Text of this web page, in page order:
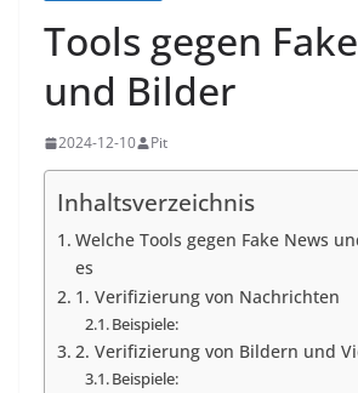
Tools gegen
und Bilder
2024-12-10 Pit
Inhaltsverzeichnis
Welche Tools gegen Fake News
es
1. Verifizierung von Nachrichten
Beispiele:
2. Verifizierung von Bildern und
Beispiele: